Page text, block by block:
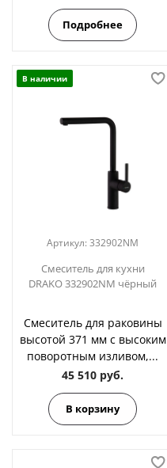
Подробнее
В наличии
Артикул:332902NM
Смеситель для кухни
DRAKO 332902NM чёрный
Смеситель для раковины
высотой 371 мм с высоким
поворотным изливом,...
45 510 руб.
В корзину